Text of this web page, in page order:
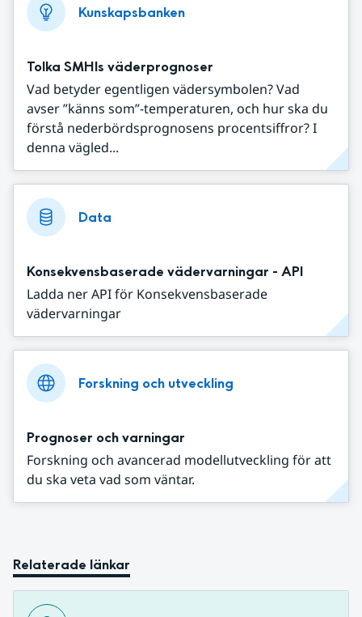
Kunskapsbanken
Tolka SMHIs väderprognoser
Vad betyder egentligen vädersymbolen? Vad
avser ”känns som”-temperaturen, och hur ska du
förstå nederbördsprognosens procentsiffror? I
denna vägled...
Data
Konsekvensbaserade vädervarningar - API
Ladda ner API för Konsekvensbaserade
vädervarningar
Forskning och utveckling
Prognoser och varningar
Forskning och avancerad modellutveckling för att
du ska veta vad som väntar.
Relaterade länkar